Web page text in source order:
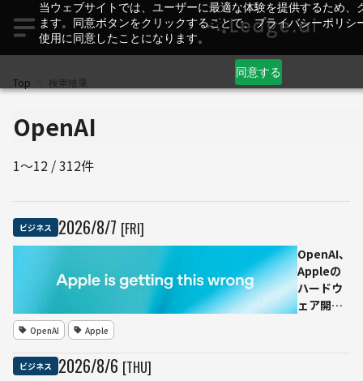
当ウェブサイトでは、ユーザーに最適な体験を提供するため、
ます。同意ボタンをクリックすることで、プライバシーポリシ
使用に同意したことになります。
同意する
Top 検索結果
1～12 / 312件
ビジネス 2026/8/7 [FRI]
OpenAI、
Appleの
ハードウ
ェア開発
OpenAI Apple
ビジネス 2026/8/6 [THU]